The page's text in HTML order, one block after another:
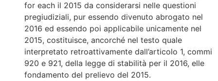
for each il 2015 da considerarsi nelle questioni
pregiudiziali, pur essendo divenuto abrogato nel
2016 ed essendo poi applicabile unicamente nel
2015, costituisce, ancorché nel testo quale
interpretato retroattivamente dall’articolo 1, commi
920 e 921, della legge di stabilità per il 2016, elle
fondamento del prelievo del 2015.